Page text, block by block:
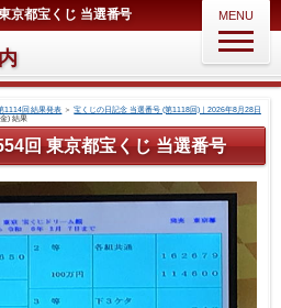
京都宝くじ 当選番号 MENU
1114回 結果発表 ＞宝くじの日記念 当選番号 (第1118回)｜2026年8月28日
) 結果
回 東京都宝くじ 当選番号